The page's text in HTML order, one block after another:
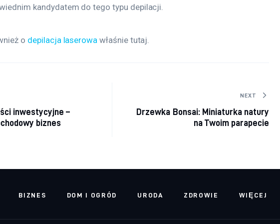
kandydatem do tego typu depilacji.
o depilacja laserowa właśnie tutaj.
wpisu
inwestycyjne –
biznes
NEXT
Drzewka Bonsai: Miniaturka natury
na Twoim parapecie
BIZNES DOM I OGRÓD URODA ZDROWIE WIĘCEJ